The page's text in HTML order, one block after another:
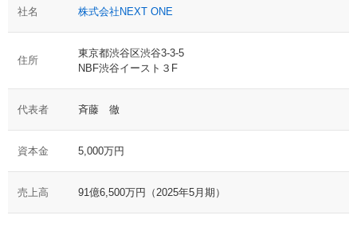
社名 株式会社NEXT ONE
住所
東京都渋谷区渋谷3-3-5
NBF渋谷イースト３F
代表者 斉藤 徹
資本金 5,000万円
売上高 91億6,500万円（2025年5月期）